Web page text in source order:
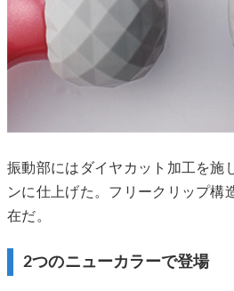
振動部にはダイヤカット加工を施
ンに仕上げた。フリークリップ構
在だ。
2つのニューカラーで登場